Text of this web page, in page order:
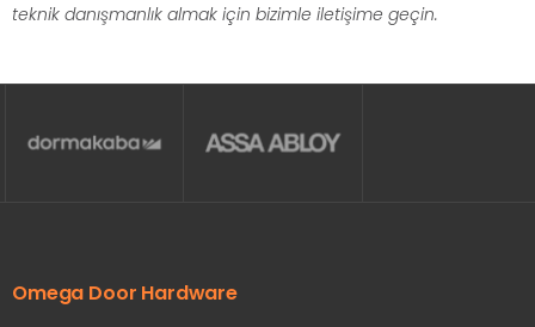
teknik danışmanlık almak için bizimle iletişime geçin.
Omega Door Hardware